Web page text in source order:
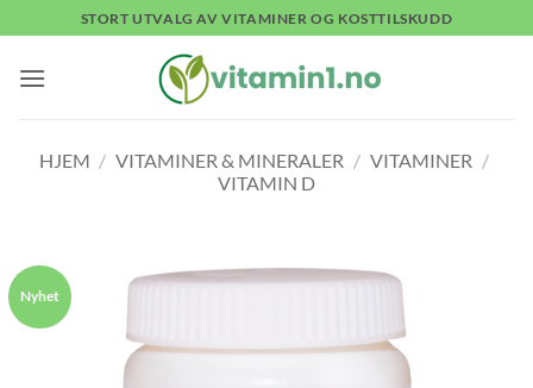
to
content
STORT UTVALG AV VITAMINER OG KOSTTILSKUDD
HJEM / VITAMINER & MINERALER / VITAMINER /
VITAMIN D